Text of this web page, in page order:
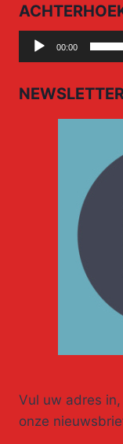
Audio
Player
00:00
Vul uw adres
onze